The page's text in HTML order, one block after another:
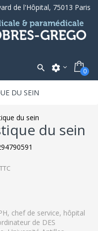
de l'Hôpital, 75013 Paris
 settings 0
DU SEIN
du sein
TTC
chef de service, hôpital
de DES